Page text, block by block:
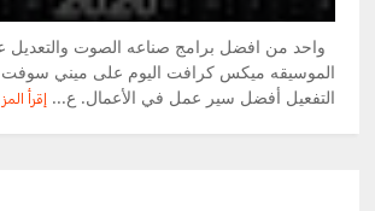
واحد من افضل برامج صناعه الصوت والتعديل
الموسيقه ميكس كرافت اليوم على ميني
التفعيل أفضل سير عمل في الأعمال. ع... إقرأ